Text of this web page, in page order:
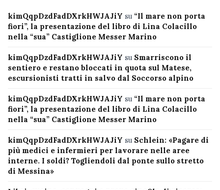
kimQqpDzdFadDXrkHWJAJiY su “Il mare non porta
fiori”, la presentazione del libro di Lina Colacillo
nella “sua” Castiglione Messer Marino
kimQqpDzdFadDXrkHWJAJiY su Smarriscono il
sentiero e restano bloccati in quota sul Matese,
escursionisti tratti in salvo dal Soccorso alpino
kimQqpDzdFadDXrkHWJAJiY su “Il mare non porta
fiori”, la presentazione del libro di Lina Colacillo
nella “sua” Castiglione Messer Marino
kimQqpDzdFadDXrkHWJAJiY su Schlein: «Pagare di
più medici e infermieri per lavorare nelle aree
interne. I soldi? Togliendoli dal ponte sullo stretto
di Messina»